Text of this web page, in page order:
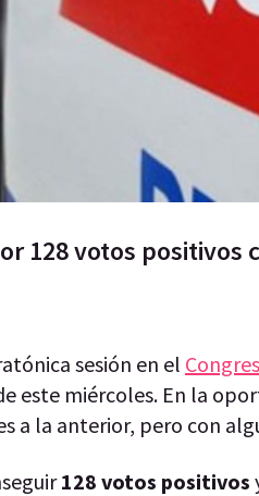
128 votos positivos
sesión en el
este miércoles. En la
a la anterior, pero con
128 votos positivos